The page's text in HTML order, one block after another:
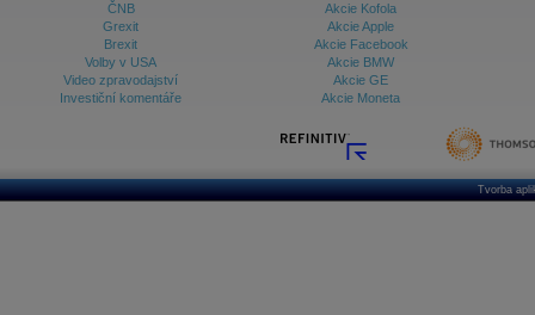
ČNB
Grexit
Brexit
Volby v USA
Video zpravodajství
Investiční komentáře
Akcie Kofola
Akcie Apple
Akcie Facebook
Akcie BMW
Akcie GE
Akcie Moneta
Tvorba